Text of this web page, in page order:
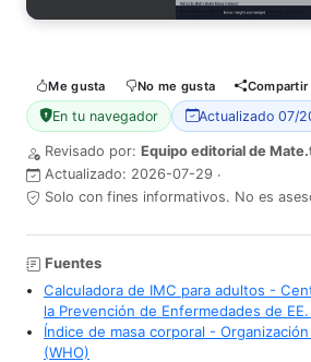
Me gusta No me gusta Compartir
En tu navegador Actualizado 07/
Revisado por: Equipo editorial de
Actualizado: 2026-07-29 ·
Solo con fines informativos. No es
Fuentes
Calculadora de IMC para adultos -
la Prevención de Enfermedades de
Índice de masa corporal -
(WHO)